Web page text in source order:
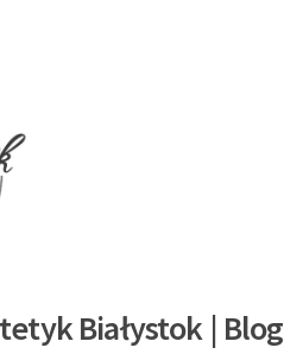
Białystok | Blog